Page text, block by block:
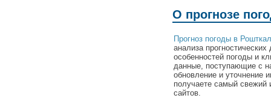
О прогнозе
Прогноз погоды в
анализа
особенностей погоды и
данные, поступающие с
обновление и уточнение
получаете самый свежий
сайтов.